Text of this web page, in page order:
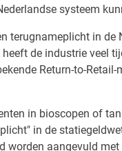
systeem
terugnameplicht in de
de industrie
Return-to-
in bioscopen of
in de
aangevuld